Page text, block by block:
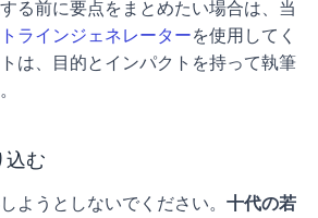
る前に要点をまとめたい場合は、当
ラインジェネレーターを使用してく
は、目的とインパクトを持って執筆
込む
ようとしないでください。 十代の若